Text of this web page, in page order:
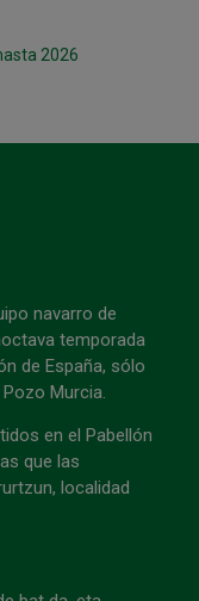
2026
navarro de
temporada
de España, sólo
Murcia.
en el Pabellón
que las
localidad